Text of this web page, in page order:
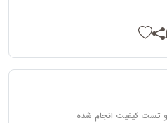
و تست کیفیت انجام شده